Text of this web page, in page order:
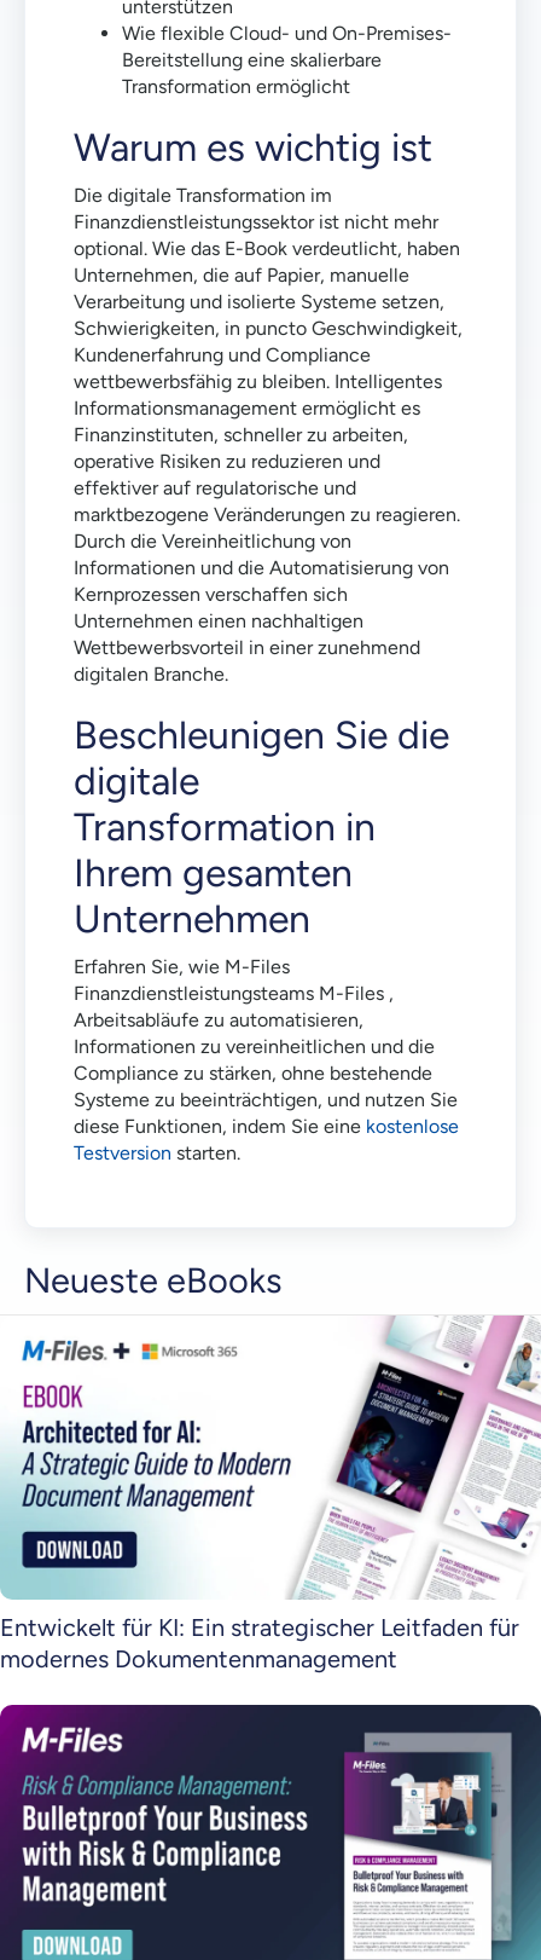
unterstützen
Wie flexible Cloud- und On-Premises-
Bereitstellung eine skalierbare
Transformation ermöglicht
Warum es wichtig ist
Die digitale Transformation im
Finanzdienstleistungssektor ist nicht mehr
optional. Wie das E-Book verdeutlicht, haben
Unternehmen, die auf Papier, manuelle
Verarbeitung und isolierte Systeme setzen,
Schwierigkeiten, in puncto Geschwindigkeit,
Kundenerfahrung und Compliance
wettbewerbsfähig zu bleiben. Intelligentes
Informationsmanagement ermöglicht es
Finanzinstituten, schneller zu arbeiten,
operative Risiken zu reduzieren und
effektiver auf regulatorische und
marktbezogene Veränderungen zu reagieren.
Durch die Vereinheitlichung von
Informationen und die Automatisierung von
Kernprozessen verschaffen sich
Unternehmen einen nachhaltigen
Wettbewerbsvorteil in einer zunehmend
digitalen Branche.
Beschleunigen Sie die
digitale
Transformation in
Ihrem gesamten
Unternehmen
Erfahren Sie, wie M-Files
Finanzdienstleistungsteams M-Files ,
Arbeitsabläufe zu automatisieren,
Informationen zu vereinheitlichen und die
Compliance zu stärken, ohne bestehende
Systeme zu beeinträchtigen, und nutzen Sie
diese Funktionen, indem Sie eine kostenlose
Testversion starten.
Neueste eBooks
Entwickelt für KI: Ein strategischer Leitfaden für
modernes Dokumentenmanagement